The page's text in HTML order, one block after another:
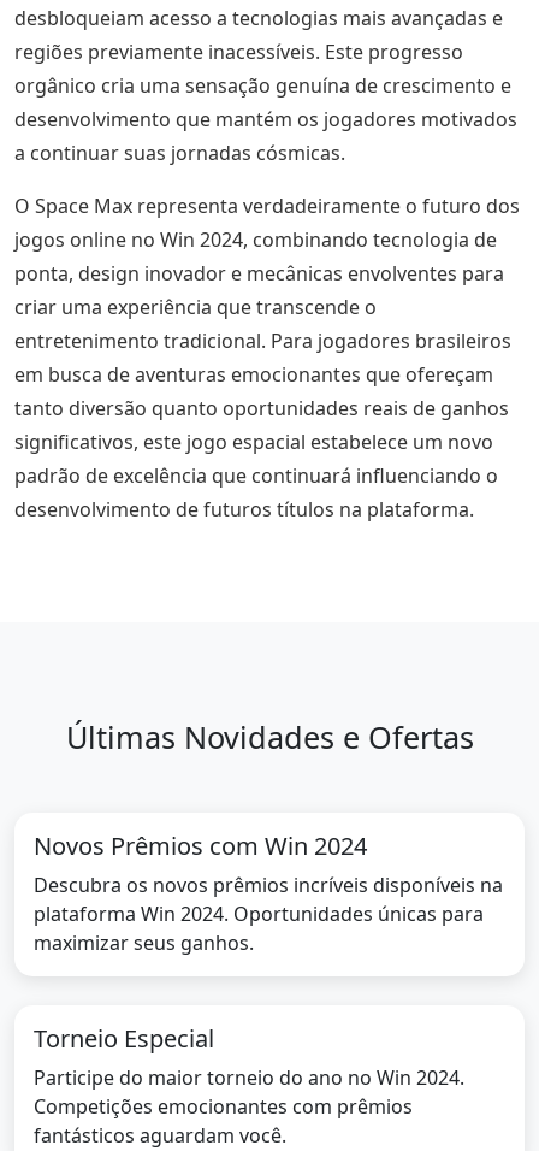
desbloqueiam acesso a tecnologias mais avançadas e
regiões previamente inacessíveis. Este progresso
orgânico cria uma sensação genuína de crescimento e
desenvolvimento que mantém os jogadores motivados
a continuar suas jornadas cósmicas.
O Space Max representa verdadeiramente o futuro dos
jogos online no Win 2024, combinando tecnologia de
ponta, design inovador e mecânicas envolventes para
criar uma experiência que transcende o
entretenimento tradicional. Para jogadores brasileiros
em busca de aventuras emocionantes que ofereçam
tanto diversão quanto oportunidades reais de ganhos
significativos, este jogo espacial estabelece um novo
padrão de excelência que continuará influenciando o
desenvolvimento de futuros títulos na plataforma.
Últimas Novidades e Ofertas
Novos Prêmios com Win 2024
Descubra os novos prêmios incríveis disponíveis na
plataforma Win 2024. Oportunidades únicas para
maximizar seus ganhos.
Torneio Especial
Participe do maior torneio do ano no Win 2024.
Competições emocionantes com prêmios
fantásticos aguardam você.